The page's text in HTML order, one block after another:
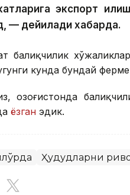
экспорт
— дейилади хабарда.
балиқчилик
кунда бундай
Қозоғистонда
ёзган эдик.
Ҳудудларни